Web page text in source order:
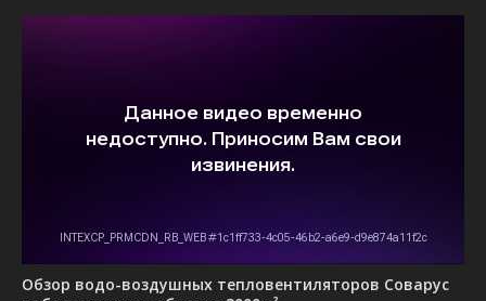
Обзор водо-воздушных тепловентиляторов Соварус